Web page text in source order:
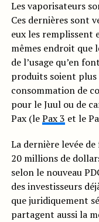
Les vaporisateurs
Ces dernières sont
eux les remplissent
mêmes endroit que
de l’usage qu’en
produits soient plus
consommation de
pour le Juul ou de
Pax (lePax 3 et le
La dernière levée
20 millions de
selon le nouveau
des investisseurs
que juridiquement
partagent aussi la